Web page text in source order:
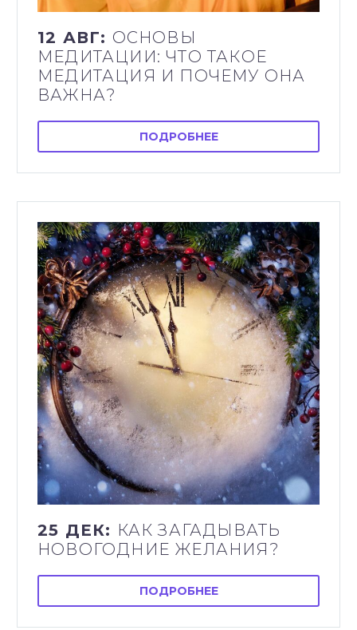
12 АВГ: ОСНОВЫ
МЕДИТАЦИИ: ЧТО ТАКОЕ
МЕДИТАЦИЯ И ПОЧЕМУ ОНА
ВАЖНА?
ПОДРОБНЕЕ
25 ДЕК: КАК ЗАГАДЫВАТЬ
НОВОГОДНИЕ ЖЕЛАНИЯ?
ПОДРОБНЕЕ